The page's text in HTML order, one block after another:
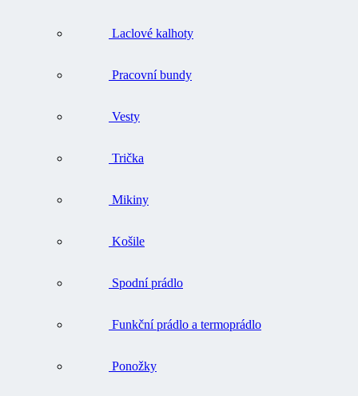
Laclové kalhoty
Pracovní bundy
Vesty
Trička
Mikiny
Košile
Spodní prádlo
Funkční prádlo a termoprádlo
Ponožky